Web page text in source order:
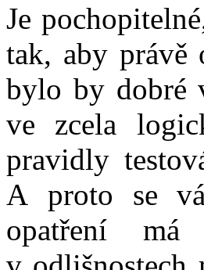
Je
tak, aby právě
bylo by dobré
ve zcela
pravidly
A proto se
opatření